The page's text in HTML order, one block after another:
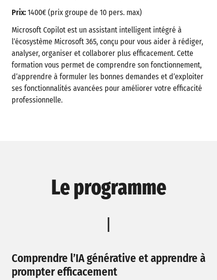
Prix: 1400€ (prix groupe de 10 pers. max)
Microsoft Copilot est un assistant intelligent intégré à
l’écosystème Microsoft 365, conçu pour vous aider à rédiger,
analyser, organiser et collaborer plus efficacement. Cette
formation vous permet de comprendre son fonctionnement,
d’apprendre à formuler les bonnes demandes et d’exploiter
ses fonctionnalités avancées pour améliorer votre efficacité
professionnelle.
Le programme
Comprendre l’IA générative et apprendre à
prompter efficacement